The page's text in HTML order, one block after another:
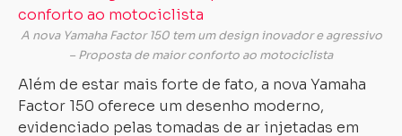
A nova Yamaha Factor 150 tem um design inovador e agressivo
– Proposta de maior conforto ao motociclista
Além de estar mais forte de fato, a nova Yamaha
Factor 150 oferece um desenho moderno,
evidenciado pelas tomadas de ar injetadas em